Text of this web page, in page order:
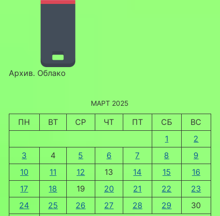
Архив. Облако
МАРТ 2025
ПН ВТ СР ЧТ ПТ СБ
ВС
1
2
3
4 5 6 7 8
9
10
11 12 13 14 15
16
17
18 19 20 21 22
23
24
25 26 27 28 29 30